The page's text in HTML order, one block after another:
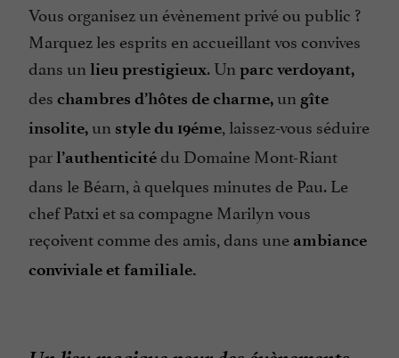
Vous organisez un évènement privé ou public ?
Marquez les esprits en accueillant vos convives
dans un lieu prestigieux. Un parc verdoyant,
des chambres d’hôtes de charme, un gîte
insolite, un style du 19éme, laissez-vous séduire
parl’authenticitédu Domaine Mont-Riant
dans le Béarn, à quelques minutes de Pau. Le
chef Patxi et sa compagne Marilyn vous
reçoivent comme des amis, dans une ambiance
conviviale et familiale.